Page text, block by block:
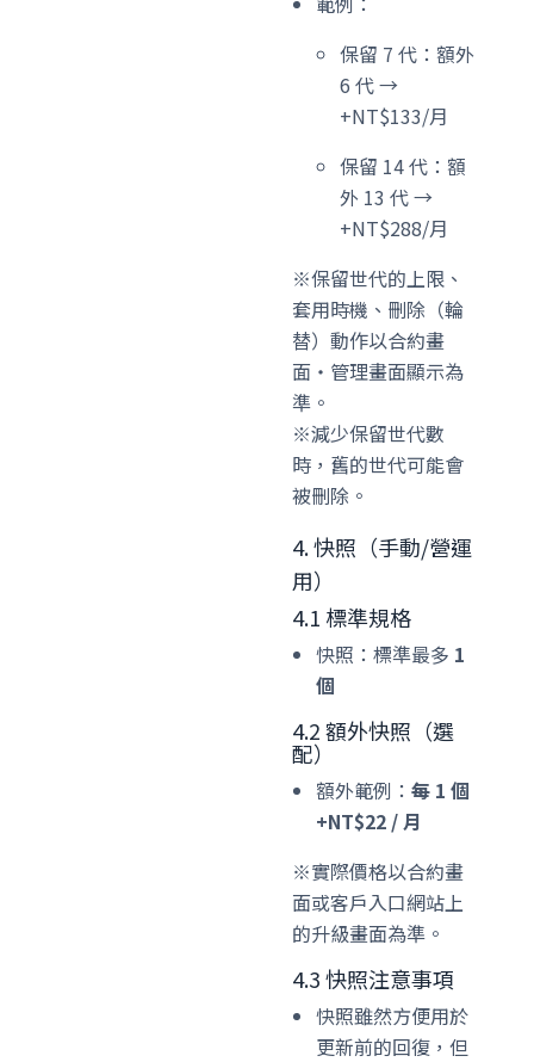
保留 7 代：額外
6 代 →
+NT$133/月
保留 14 代：額
外 13 代 →
+NT$288/月
※保留世代的上限、
套用時機、刪除（輪
替）動作以合約畫
面・管理畫面顯示為
準。
※減少保留世代數
時，舊的世代可能會
被刪除。
4. 快照（手動/營運
用）
4.1 標準規格
快照：標準最多 1
個
4.2 額外快照（選
配）
額外範例：每 1 個
+NT$22 / 月
※實際價格以合約畫
面或客戶入口網站上
的升級畫面為準。
4.3 快照注意事項
快照雖然方便用於
更新前的回復，但